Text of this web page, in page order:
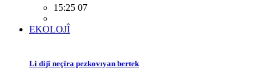
15:25 07
EKOLOJÎ
Li dijî neçîra pezkovıyan bertek